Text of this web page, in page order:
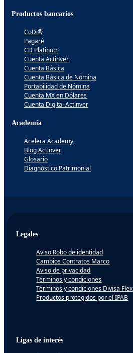
Productos bancarios
CoDi®
Pagaré
CD Platinum
Cuenta Actinver
Cuenta Básica
Cuenta Básica de Nómina
Portabilidad de Nómina
Cuenta MX en Dólares
Cuenta Digital Actinver
Academia
Acelera Academy
Blog Actinver
Glosario
Diagnóstico Patrimonial
Legales
Aviso Robo de identidad
Cambios Contratos Marco
Aviso de privacidad
Términos y condiciones
Términos y condiciones Divisa Flex
Productos protegidos por el IPAB
Ligas de interés